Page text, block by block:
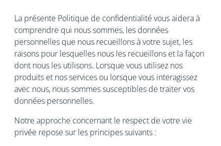
La présente Politique de confidentialité vous aidera à
comprendre qui nous sommes, les données
personnelles que nous recueillons à votre sujet, les
raisons pour lesquelles nous les recueillons et la façon
dont nous les utilisons. Lorsque vous utilisez nos
produits et nos services ou lorsque vous interagissez
avec nous, nous sommes susceptibles de traiter vos
données personnelles.
Notre approche concernant le respect de votre vie
privée repose sur les principes suivants :